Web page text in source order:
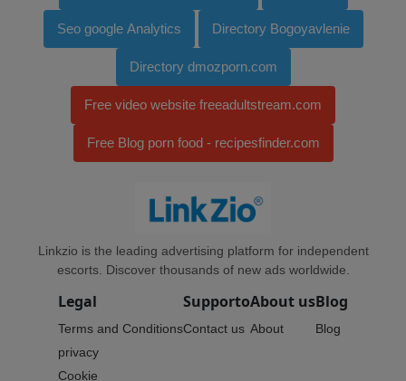
Seo google Analytics Directory Bogoyavlenie
Directory dmozporn.com
Free video website freeadultstream.com
Free Blog porn food - recipesfinder.com
Linkzio is the leading advertising platform for independent
escorts. Discover thousands of new ads worldwide.
Legal
Terms and Conditions
privacy
Cookie
Supporto
Contact us
About us
About
Blog
Blog